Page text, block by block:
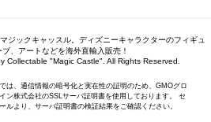
ジックキャッスル。ディズニーキャラクターのフィギュ
、アートなどを海外直輸入販売！
Collectable "Magic Castle". All Rights Reserved.
は、通信情報の暗号化と実在性の証明のため、GMOグロ
ン株式会社のSSLサーバ証明書を使用しております。 セ
ルより、サーバ証明書の検証結果をご確認ください。